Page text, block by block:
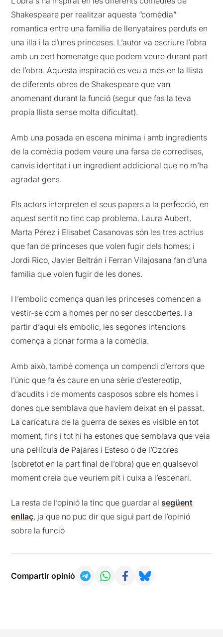
Shakespeare per realitzar aquesta “comèdia”
romantica entre una familia de llenyataires perduts en
una illa i la d’unes princeses. L’autor va escriure l’obra
amb un cert homenatge que podem veure durant part
de l’obra. Aquesta inspiració es veu a més en la llista
de diferents obres de Shakespeare que van
anomenant durant la funció (segur que fas la teva
propia llista sense molta dificultat).
Amb una posada en escena mínima i amb ingredients
de la comèdia podem veure una farsa de corredises,
canvis identitat i un ingredient addicional que no m’ha
agradat gens.
Els actors interpreten el seus papers a la perfecció, en
aquest sentit no tinc cap problema. Laura Aubert,
Marta Pérez i Elisabet Casanovas són les tres actrius
que fan de princeses que volen fugir dels homes; i
Jordi Rico, Javier Beltrán i Ferran Vilajosana fan d’una
familia que volen fugir de les dones.
I l’embolic comença quan les princeses comencen a
vestir-se com a homes per no ser descobertes. I a
partir d’aqui els embolic, les segones intencions
comença a donar forma a la comèdia.
Amb això, també comença un compendi d’errors que
l’únic que fa és caure en una sèrie d’estereotip,
d’acudits i de moments casposos sobre els homes i
dones que semblava que havíem deixat en el passat.
La caricatura de la guerra de sexes es visible en tot
moment, fins i tot hi ha estones que semblava que veia
una pel·lícula de Pajares i Esteso o de l’Ozores
(sobretot en la part final de l’obra) que en qualsevol
moment creia que veuriem pit i cuixa a l’escenari.
La resta de l’opinió la tinc que guardar al següent
enllaç, ja que no puc dir que sigui part de l’opinió
sobre la funció
Compartir opinió